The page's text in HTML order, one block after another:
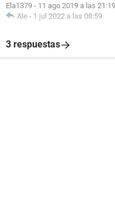
Ela1379 - 11 ago 2019 a las 21:19
Ale - 1 jul 2022 a las 08:59
3 respuestas